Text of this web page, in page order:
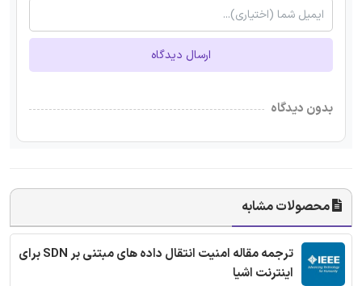
ارسال دیدگاه
بدون دیدگاه
محصولات مشابه
ترجمه مقاله امنیت انتقال داده های مبتنی بر SDN برای
اینترنت اشیا